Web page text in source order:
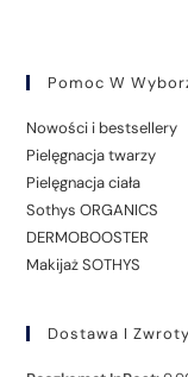
Pomoc W
Nowości i bestsellery
Pielęgnacja twarzy
Pielęgnacja ciała
Sothys ORGANICS
DERMOBOOSTER
Makijaż SOTHYS
Dostawa I Zwroty